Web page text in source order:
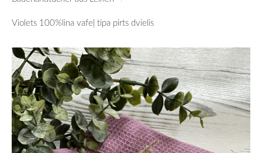
Violets 100%lina vafeļ tipa pirts dvielis